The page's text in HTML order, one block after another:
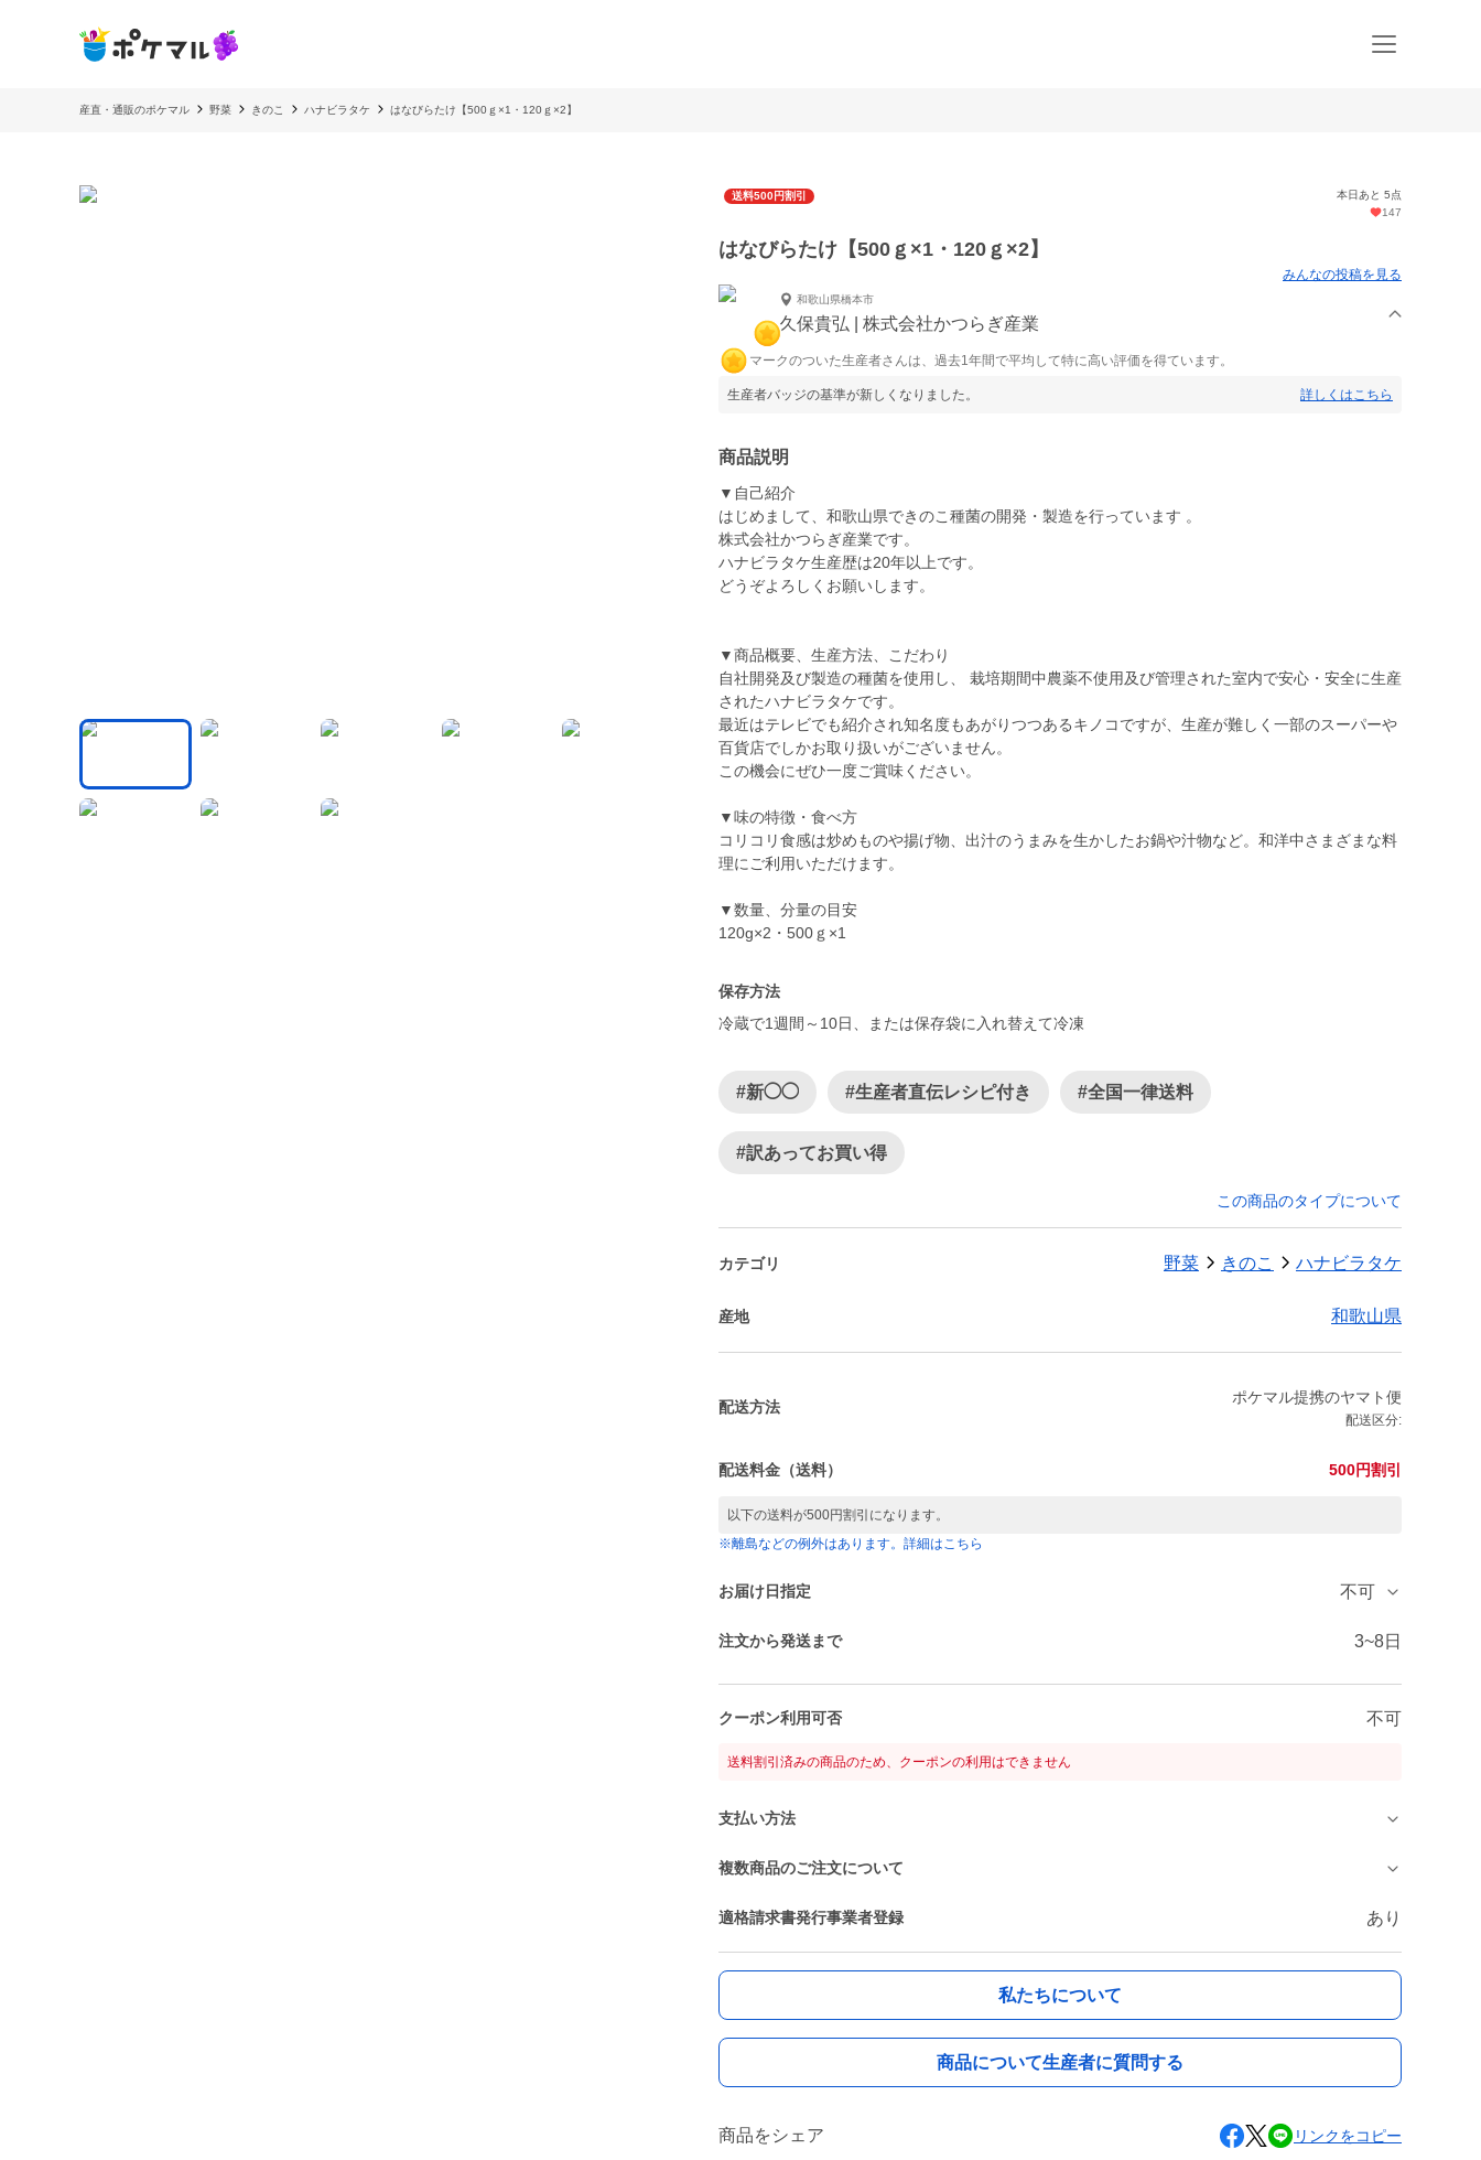
産直・通販のポケマル 野菜 きのこ ハナビラタケ はなびらたけ【500ｇ×1・120ｇ×2】
送料500円割引
本日あと 5点
147
はなびらたけ【500ｇ×1・120ｇ×2】
みんなの投稿を見る
和歌山県橋本市
久保貴弘 | 株式会社かつらぎ産業
マークのついた生産者さんは、過去1年間で平均して特に高い評価を得ています。
生産者バッジの基準が新しくなりました。 詳しくはこちら
商品説明
▼自己紹介
はじめまして、和歌山県できのこ種菌の開発・製造を行っています 。
株式会社かつらぎ産業です。
ハナビラタケ生産歴は20年以上です。
どうぞよろしくお願いします。
▼商品概要、生産方法、こだわり
自社開発及び製造の種菌を使用し、 栽培期間中農薬不使用及び管理された室内で安心・安全に生産
されたハナビラタケです。
最近はテレビでも紹介され知名度もあがりつつあるキノコですが、生産が難しく一部のスーパーや
百貨店でしかお取り扱いがございません。
この機会にぜひ一度ご賞味ください。
▼味の特徴・食べ方
コリコリ食感は炒めものや揚げ物、出汁のうまみを生かしたお鍋や汁物など。和洋中さまざまな料
理にご利用いただけます。
▼数量、分量の目安
120g×2・500ｇ×1
保存方法
#新◯◯ #生産者直伝レシピ付き #全国一律送料
#訳あってお買い得
この商品のタイプについて
カテゴリ 野菜 きのこ ハナビラタケ
産地 和歌山県
配送方法
ポケマル提携のヤマト便
配送区分:
配送料金（送料） 500円割引
以下の送料が500円割引になります。
※離島などの例外はあります。詳細はこちら
お届け日指定 不可
注文から発送まで 3~8日
クーポン利用可否 不可
送料割引済みの商品のため、クーポンの利用はできません
支払い方法
複数商品のご注文について
適格請求書発行事業者登録 あり
私たちについて
商品について生産者に質問する
商品をシェア リンクをコピー